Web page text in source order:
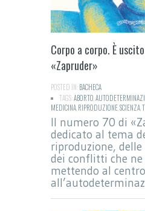
Corpo a corpo. È
«Zapruder»
POSTED IN:BACHECA
TAGS:ABORTO
MEDICINA RIPRODUZIONESCIENZA
Il numero 70 di
dedicato al tema
riproduzione, delle
dei conflitti che
mettendo al